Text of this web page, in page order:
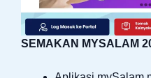
SEMAKAN MYSALAM